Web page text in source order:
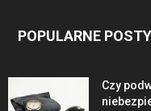
POPULARNE POSTY
Czy